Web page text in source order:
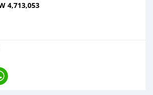
4,713,053